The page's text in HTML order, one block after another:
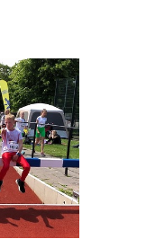
meter.
meerkamp
in